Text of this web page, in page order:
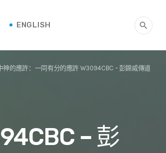
ENGLISH search
神的應許：一同有分的應許 W3094CBC – 彭錦威傳道
– 彭